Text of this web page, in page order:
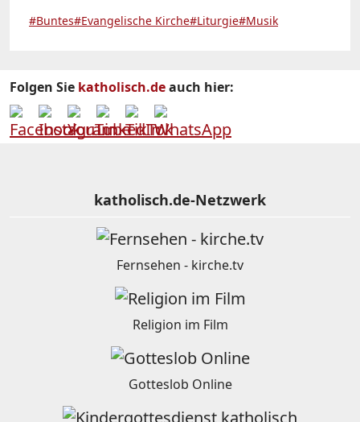
#Buntes#Evangelische Kirche#Liturgie#Musik
Folgen Sie katholisch.deauch hier:
katholisch.de-Netzwerk
Fernsehen - kirche.tv
Religion im Film
Gotteslob Online